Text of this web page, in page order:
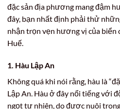
đặc sản địa phương mang đậm
đây, bạn nhất định phải thử
nhận trọn vẹn hương vị của biển
Huế.
1. Hàu Lập An
Không quá khi nói rằng, hàu là
Lập An. Hàu ở đây nổi tiếng với
ngọt tự nhiên, do được nuôi